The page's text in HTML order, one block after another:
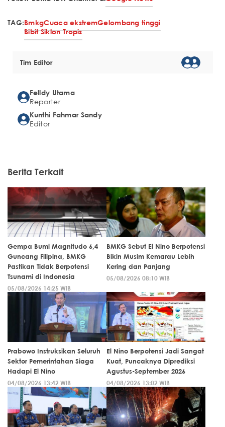
TAG:BmkgCuaca ekstremGelombang tinggi
Bibit Siklon Tropis
Tim Editor
Felldy Utama
Reporter
Kunthi Fahmar Sandy
Editor
Berita Terkait
Gempa Bumi Magnitudo 6,4
Guncang Filipina, BMKG
Pastikan Tidak Berpotensi
Tsunami di Indonesia
05/08/2026 14:25 WIB
BMKG Sebut El Nino Berpotensi
Bikin Musim Kemarau Lebih
Kering dan Panjang
05/08/2026 08:10 WIB
Prabowo Instruksikan Seluruh
Sektor Pemerintahan Siaga
Hadapi El Nino
04/08/2026 13:42 WIB
El Nino Berpotensi Jadi Sangat
Kuat, Puncaknya Diprediksi
Agustus-September 2026
04/08/2026 13:02 WIB